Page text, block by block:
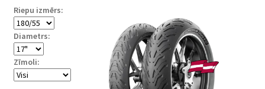
Riepu izmērs:
Diametrs:
Zīmoli: